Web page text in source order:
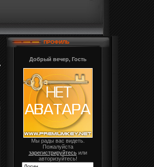
ПРОФИЛЬ
Добрый вечер, Гость
Мы рады вас видеть.
Пожалуйста
зарегистрируйтесьили
авторизуйтесь!